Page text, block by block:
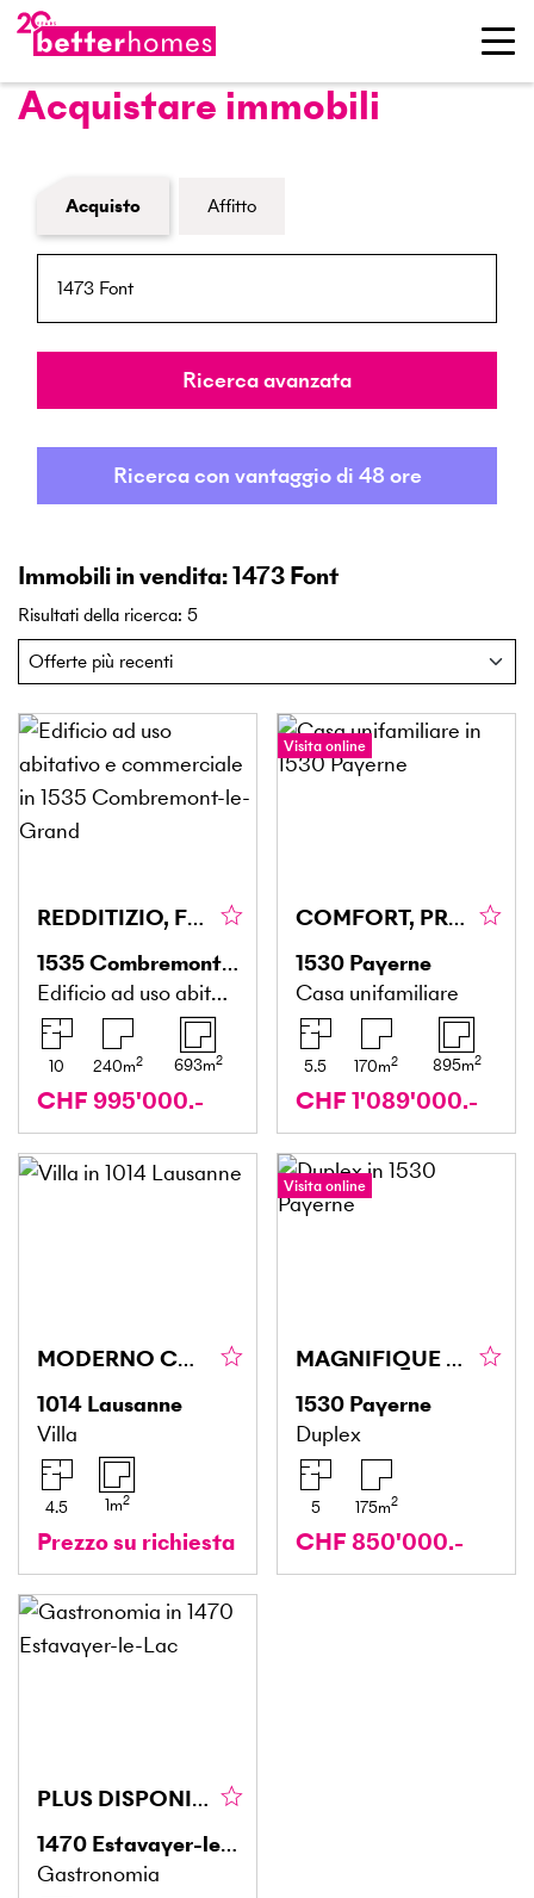
Acquistare immobili
Modulo di ricerca immobiliare
Acquisto Affitto
NPA / Località
Raggio
Ricerca avanzata
Ricerca con vantaggio di 48 ore
Immobili in vendita: 1473 Font
Risultati della ricerca: 5
REDDITIZIO, FLESSIBILE & CENTRALE
1535Combremont-le-Grand
Edificio ad uso abitativo e commerciale
10 240m2 693m2
CHF 995'000.-
Visita online
COMFORT, PRIVACY E UN AMBIENTE DI VITA PRIVILEGIATO
1530 Payerne
Casa unifamiliare
5.5 170m2 895m2
CHF 1'089'000.-
MODERNO CON TERRAZZA SUL TETTO - VISTA LAGO
1014 Lausanne
Villa
4.5 1m2
Prezzo su richiesta
Visita online
MAGNIFIQUE DUPLEX ATYPIQUE ET SPACIEUX
1530 Payerne
Duplex
5 175m2
CHF 850'000.-
PLUS DISPONIBLE
1470 Estavayer-le-Lac
Gastronomia